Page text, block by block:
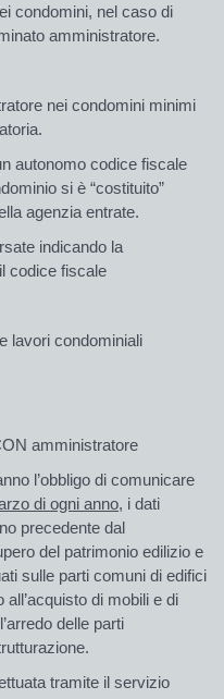
condomini, nel caso di
amministratore.
nei condomini minimi
autonomo codice fiscale
si è “costituito”
agenzia entrate.
indicando la
codice fiscale
lavori condominiali
amministratore
l’obbligo di comunicare
di ogni anno, i dati
precedente dal
del patrimonio edilizio e
sulle parti comuni di edifici
di mobili e di
delle parti
tramite il servizio